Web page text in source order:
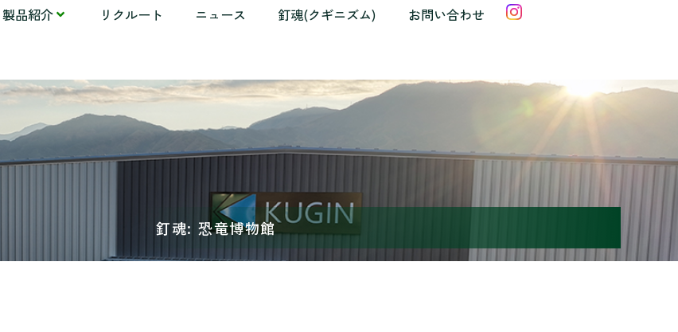
製品紹介 リクルート ニュース 釘魂(クギニズム) お問い合わせ
釘魂: 恐竜博物館